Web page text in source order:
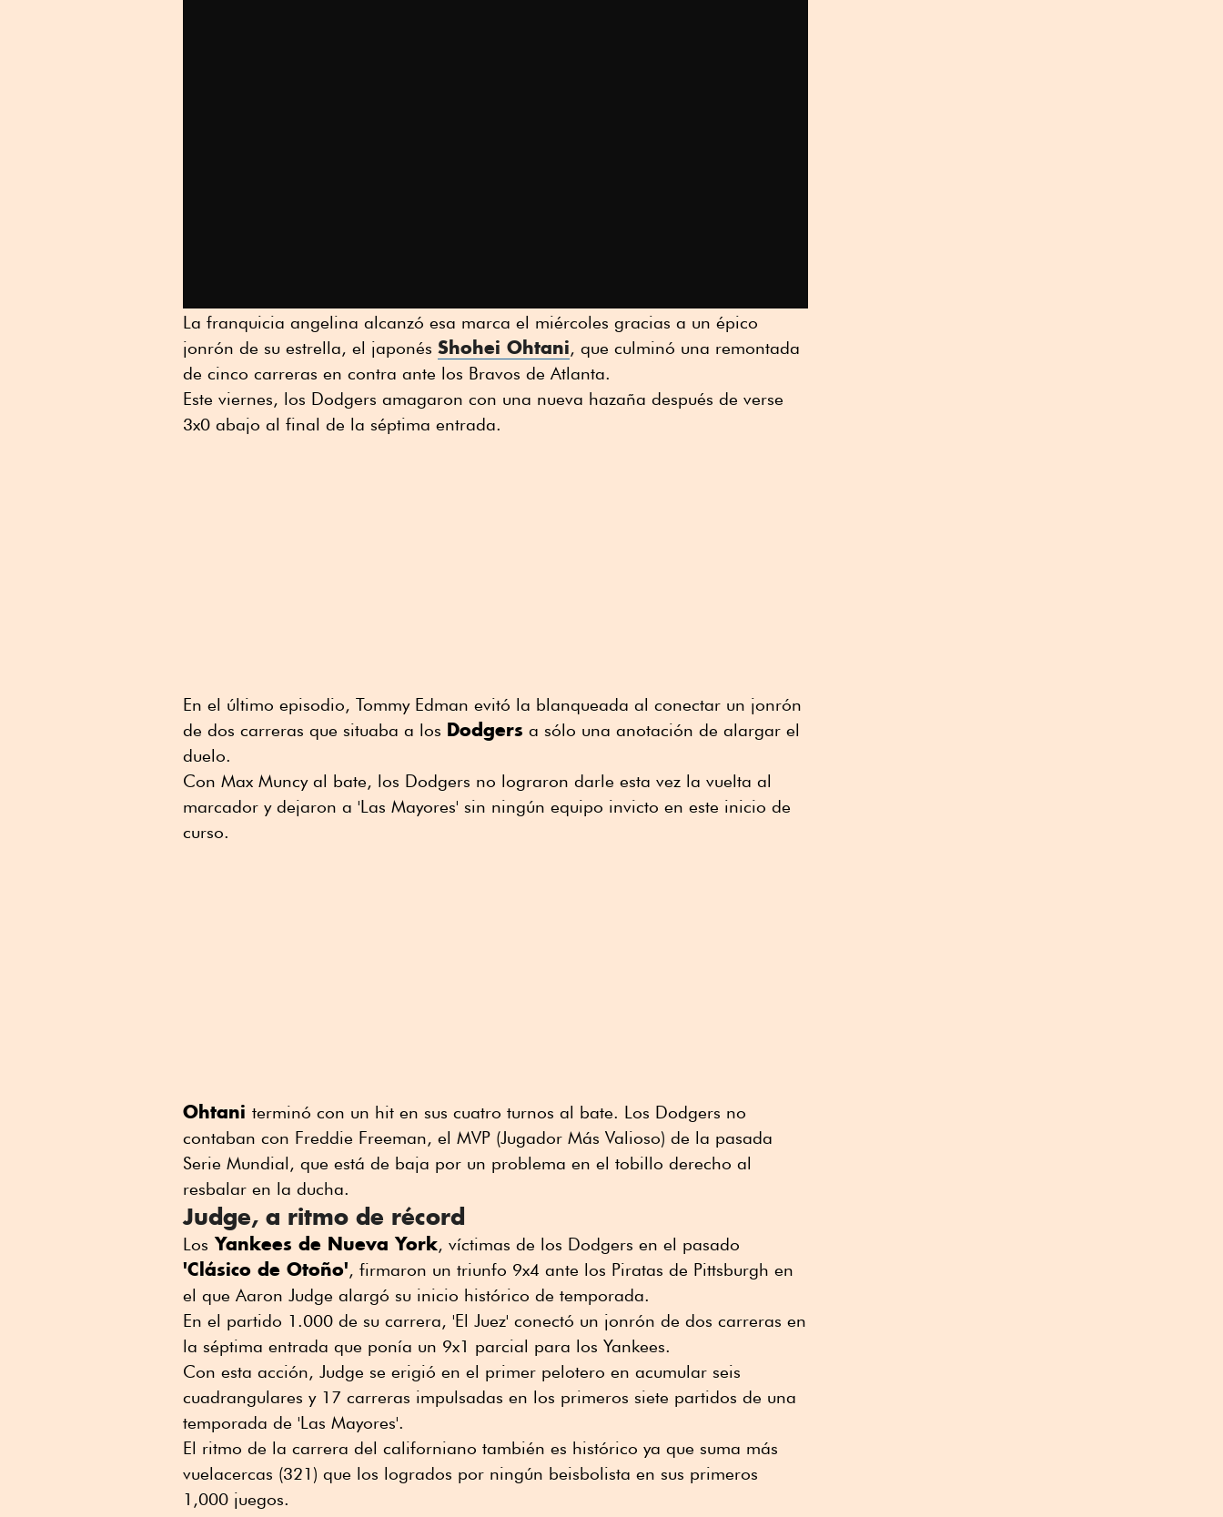
La franquicia angelina alcanzó esa marca el miércoles gracias a un épico
jonrón de su estrella, el japonés Shohei Ohtani, que culminó una remontada
de cinco carreras en contra ante los Bravos de Atlanta.
Este viernes, los Dodgers amagaron con una nueva hazaña después de verse
3x0 abajo al final de la séptima entrada.
En el último episodio, Tommy Edman evitó la blanqueada al conectar un jonrón
de dos carreras que situaba a los Dodgers a sólo una anotación de alargar el
duelo.
Con Max Muncy al bate, los Dodgers no lograron darle esta vez la vuelta al
marcador y dejaron a 'Las Mayores' sin ningún equipo invicto en este inicio de
curso.
Ohtani terminó con un hit en sus cuatro turnos al bate. Los Dodgers no
contaban con Freddie Freeman, el MVP (Jugador Más Valioso) de la pasada
Serie Mundial, que está de baja por un problema en el tobillo derecho al
resbalar en la ducha.
Judge, a ritmo de récord
Los Yankees de Nueva York, víctimas de los Dodgers en el pasado
'Clásico de Otoño', firmaron un triunfo 9x4 ante los Piratas de Pittsburgh en
el que Aaron Judge alargó su inicio histórico de temporada.
En el partido 1.000 de su carrera, 'El Juez' conectó un jonrón de dos carreras en
la séptima entrada que ponía un 9x1 parcial para los Yankees.
Con esta acción, Judge se erigió en el primer pelotero en acumular seis
cuadrangulares y 17 carreras impulsadas en los primeros siete partidos de una
temporada de 'Las Mayores'.
El ritmo de la carrera del californiano también es histórico ya que suma más
vuelacercas (321) que los logrados por ningún beisbolista en sus primeros
1,000 juegos.